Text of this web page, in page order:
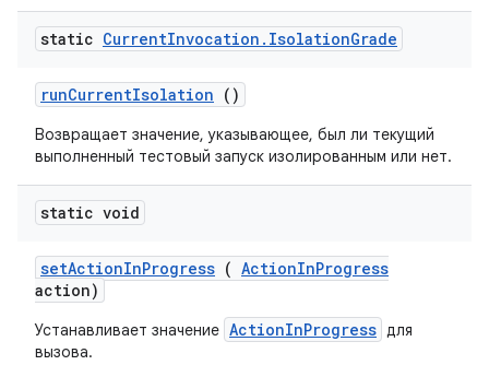
static CurrentInvocation . IsolationGrade
runCurrentIsolation ()
Возвращает значение, указывающее, был ли текущий
выполненный тестовый запуск изолированным или нет.
static void
setActionInProgress ( ActionInProgress
action)
Устанавливает значение ActionInProgress для
вызова.